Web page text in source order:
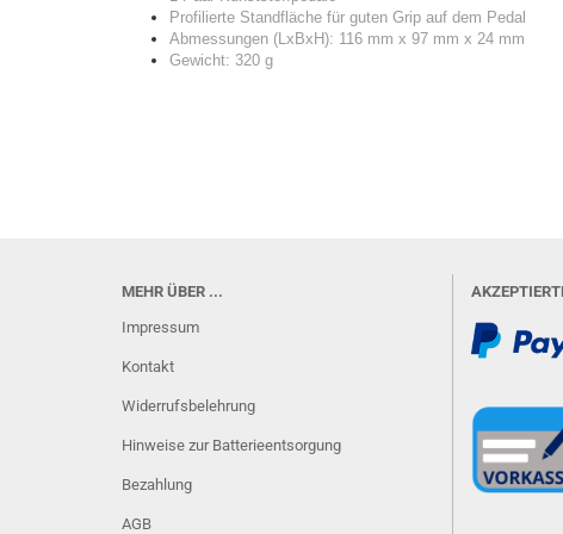
Profilierte Standfläche für guten Grip auf dem Pedal
Abmessungen (LxBxH): 116 mm x 97 mm x 24 mm
Gewicht: 320 g
MEHR ÜBER ...
Impressum
Kontakt
Widerrufsbelehrung
Hinweise zur Batterieentsorgung
Bezahlung
AGB